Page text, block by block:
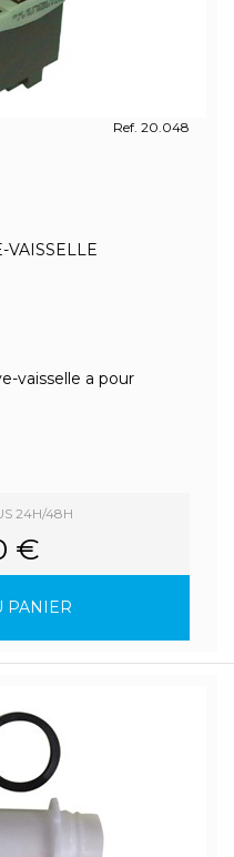
Ref. 20.048
VAISSELLE
vaisselle a pour
24H/48H
€
PANIER